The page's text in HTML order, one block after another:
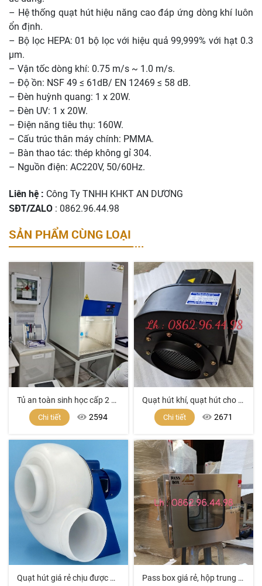
– Hệ thống quạt hút hiệu năng cao đáp ứng dòng khí luôn
ổn định.
– Bộ lọc HEPA: 01 bộ lọc với hiệu quả 99,999% với hạt 0.3
µm.
– Vận tốc dòng khí: 0.75 m/s ~ 1.0 m/s.
– Độ ồn: NSF 49 ≤ 61dB/ EN 12469 ≤ 58 dB.
– Đèn huỳnh quang: 1 x 20W.
– Đèn UV: 1 x 20W.
– Điện năng tiêu thụ: 160W.
– Cấu trúc thân máy chính: PMMA.
– Bàn thao tác: thép không gỉ 304.
– Nguồn điện: AC220V, 50/60Hz.
Liên hệ : Công Ty TNHH KHKT AN DƯƠNG
SĐT/ZALO : 0862.96.44.98
SẢN PHẨM CÙNG LOẠI
Tủ an toàn sinh học cấp 2 giá rẻ, tủ an toàn giá tốt nhất kt700mm.
Chi tiết 2594
Quạt hút khí, quạt hút cho tủ hút khí độc
Chi tiết 2671
Quạt hút giá rẻ chịu được Acid, dung môi, hóa chất mạnh dùng cho tủ hút khí độc, phòng Lab Pass box giá rẻ, hộp trung chuyển, cửa đưa hàng phòng sạch, thiết bị phòng sạch, thiết bị phòng vi sinh, cách ly phòng sạch, Pass box giá tốt